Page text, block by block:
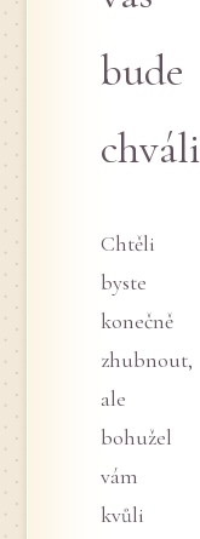
bude
Chtěli
byste
konečně
zhubnout,
ale
bohužel
vám
kvůli